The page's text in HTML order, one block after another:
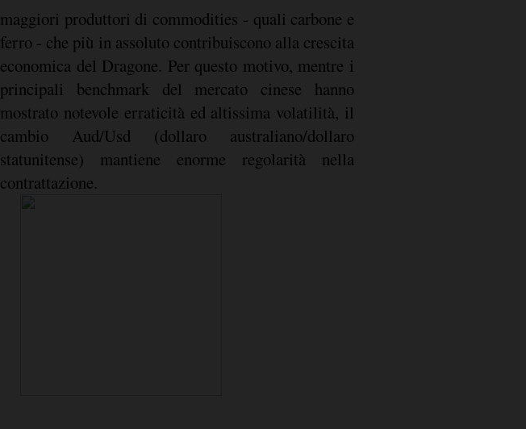
maggiori produttori di commodities - quali carbone e
ferro - che più in assoluto contribuiscono alla crescita
economica del Dragone. Per questo motivo, mentre i
principali benchmark del mercato cinese hanno
mostrato notevole erraticità ed altissima volatilità, il
cambio Aud/Usd (dollaro australiano/dollaro
statunitense) mantiene enorme regolarità nella
contrattazione.